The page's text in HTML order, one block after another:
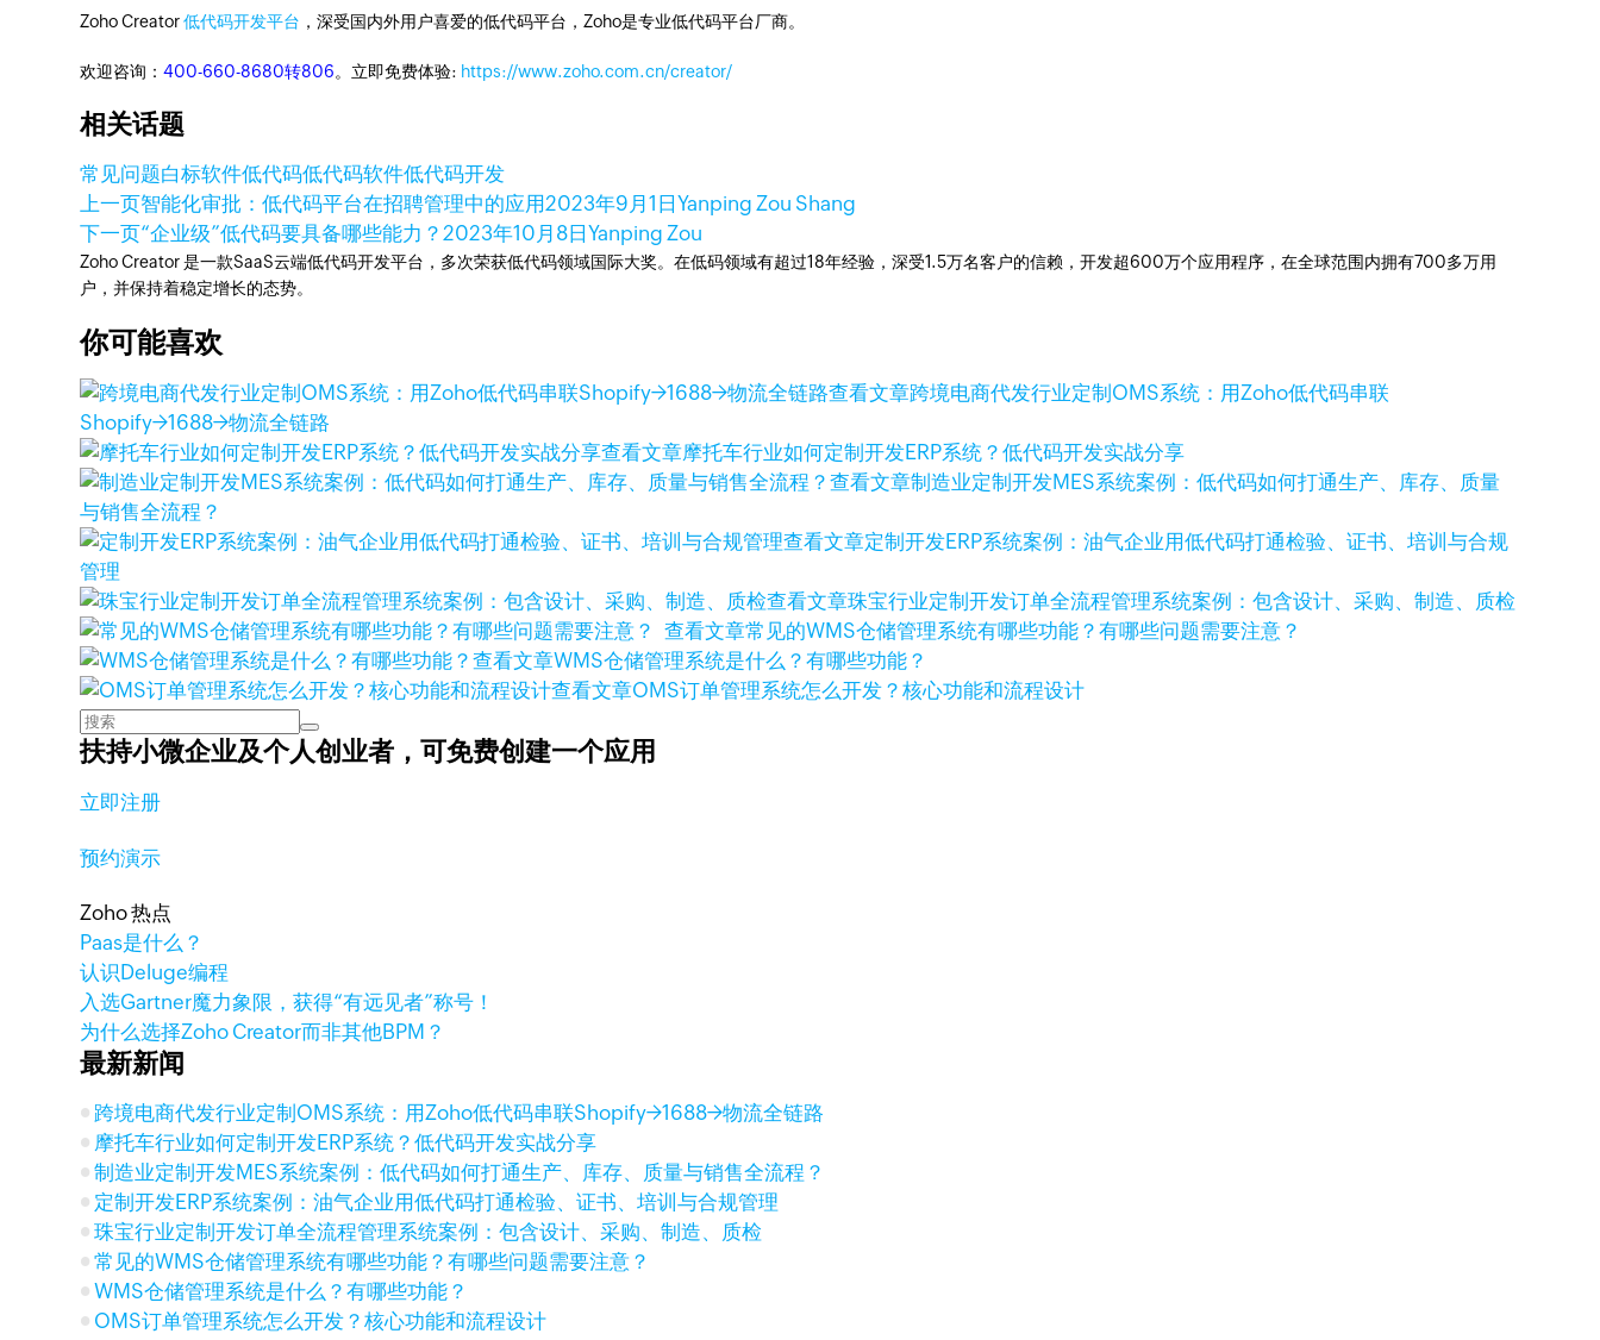
Zoho Creator低代码开发平台 ，深受国内外用户喜爱的低代码平台，Zoho是专业低代码平台厂商。
欢迎咨询：400-660-8680转806。立即免费体验: https://www.zoho.com.cn/creator/
相关话题
常见问题白标软件低代码低代码软件低代码开发
上一页智能化审批：低代码平台在招聘管理中的应用2023年9月1日Yanping Zou Shang
下一页“企业级”低代码要具备哪些能力？2023年10月8日Yanping Zou
Zoho Creator 是一款SaaS云端低代码开发平台，多次荣获低代码领域国际大奖。在低码领域有超过18年经验，深受1.5万名客户的信赖，开发超600万个应用程序，在全球范围内拥有700多万用
户，并保持着稳定增长的态势。
你可能喜欢
查看文章跨境电商代发行业定制OMS系统：用Zoho低代码串联
Shopify→1688→物流全链路
查看文章摩托车行业如何定制开发ERP系统？低代码开发实战分享
查看文章制造业定制开发MES系统案例：低代码如何打通生产、库存、质量
与销售全流程？
查看文章定制开发ERP系统案例：油气企业用低代码打通检验、证书、培训与合规
管理
查看文章珠宝行业定制开发订单全流程管理系统案例：包含设计、采购、制造、质检
查看文章常见的WMS仓储管理系统有哪些功能？有哪些问题需要注意？
查看文章WMS仓储管理系统是什么？有哪些功能？
查看文章OMS订单管理系统怎么开发？核心功能和流程设计
扶持小微企业及个人创业者，可免费创建一个应用
立即注册
预约演示
Zoho 热点
Paas是什么？
认识Deluge编程
入选Gartner魔力象限，获得“有远见者”称号！
为什么选择Zoho Creator而非其他BPM？
最新新闻
跨境电商代发行业定制OMS系统：用Zoho低代码串联Shopify→1688→物流全链路
摩托车行业如何定制开发ERP系统？低代码开发实战分享
制造业定制开发MES系统案例：低代码如何打通生产、库存、质量与销售全流程？
定制开发ERP系统案例：油气企业用低代码打通检验、证书、培训与合规管理
珠宝行业定制开发订单全流程管理系统案例：包含设计、采购、制造、质检
常见的WMS仓储管理系统有哪些功能？有哪些问题需要注意？
WMS仓储管理系统是什么？有哪些功能？
OMS订单管理系统怎么开发？核心功能和流程设计